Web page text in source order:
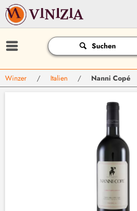
Suchen
Winzer / Italien / Nanni Copé